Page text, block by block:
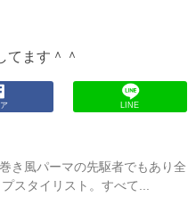
てます＾＾
LINE
き風パーマの先駆者でもあり全
スタイリスト。すべて...